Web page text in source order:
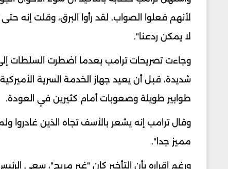
لأنهم فعلوا الصواب. لقد رأوا البرق، وقلت إنه
لا يمكن ردعنا".
وجاءت تصريحات ترامب بعدما اضطرت السلطات
شديدة، قبل أن يعيد جهاز الخدمة السرية
طوابير طويلة وصعوبات أمام كثيرين في العودة.
وقال ترامب إنه يشعر بالأسف تجاه الذين غادروا
مميز جدا".
ورغم إقراره بأن التأخير كان "غير مريح"، سعى